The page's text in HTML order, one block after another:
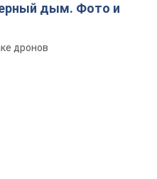
дым. Фото и
дронов